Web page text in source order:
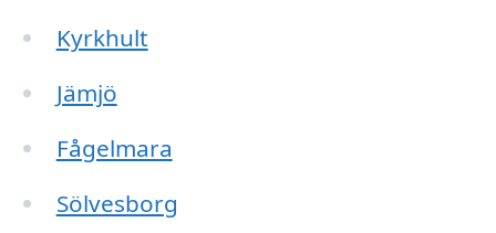
Kyrkhult
Jämjö
Fågelmara
Sölvesborg